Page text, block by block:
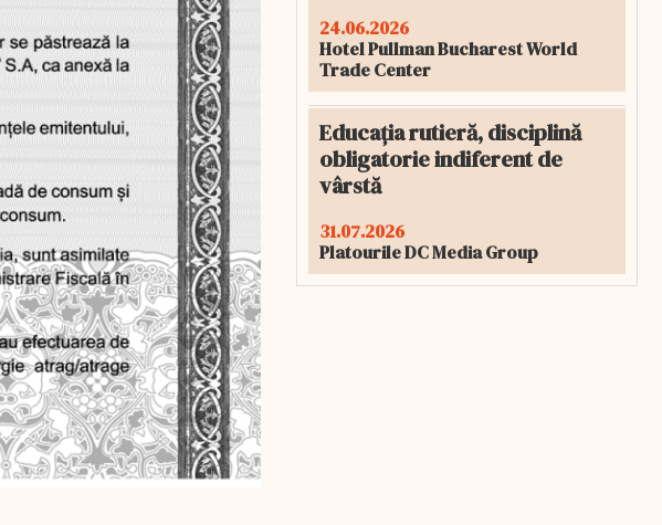
24.06.2026
Hotel Pullman Bucharest World
Trade Center
Educația rutieră, disciplină
obligatorie indiferent de
vârstă
31.07.2026
Platourile DC Media Group